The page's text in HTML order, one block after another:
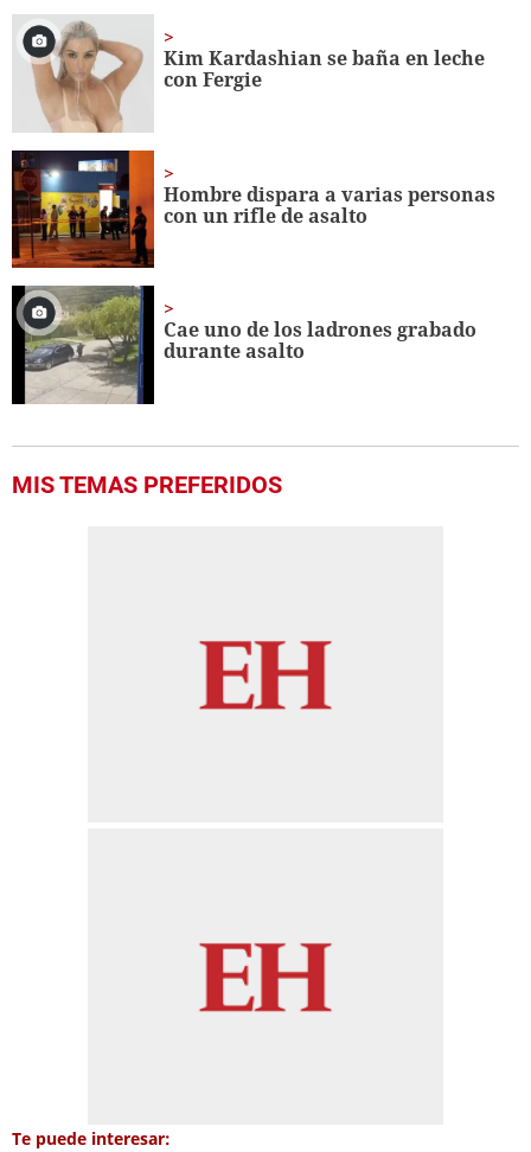
minute,
seconds
Kim Kardashian se baña en leche
con Fergie
Hombre dispara a varias personas
con un rifle de asalto
Cae uno de los ladrones grabado
durante asalto
MIS TEMAS PREFERIDOS
Te puede interesar: